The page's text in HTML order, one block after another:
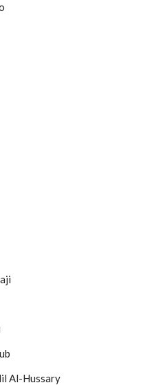
Al-Hussary